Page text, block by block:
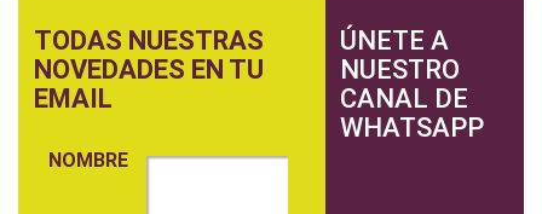
TODAS NUESTRAS
NOVEDADES EN TU
EMAIL
NOMBRE
ÚNETE A
NUESTRO
CANAL DE
WHATSAPP